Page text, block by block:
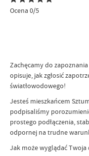
Ocena 0/5
Zachęcamy do
opisuje, jak zgłosić
światłowodowego!
Jesteś mieszkańcem
podpisaliśmy
prostego podłączenia,
odpornej na trudne
Jak może wyglądać Twoja